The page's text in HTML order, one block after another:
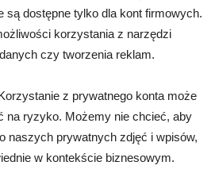
są dostępne tylko dla kont firmowych.
korzystania z narzędzi
czy tworzenia reklam.
z prywatnego konta może
na ryzyko. Możemy nie chcieć, aby
naszych prywatnych zdjęć i wpisów,
w kontekście biznesowym.